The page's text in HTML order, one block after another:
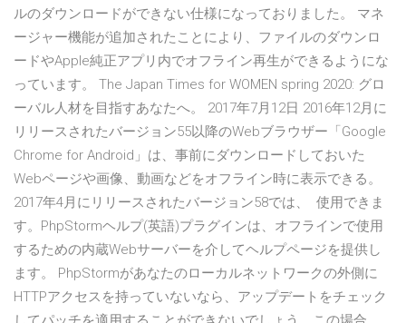
ルのダウンロードができない仕様になっておりました。 マネ
ージャー機能が追加されたことにより、ファイルのダウンロ
ードやApple純正アプリ内でオフライン再生ができるようにな
っています。 The Japan Times for WOMEN spring 2020: グロ
ーバル人材を目指すあなたへ。 2017年7月12日 2016年12月に
リリースされたバージョン55以降のWebブラウザー「Google
Chrome for Android」は、事前にダウンロードしておいた
Webページや画像、動画などをオフライン時に表示できる。
2017年4月にリリースされたバージョン58では、 使用できま
す。PhpStormヘルプ(英語)プラグインは、オフラインで使用
するための内蔵Webサーバーを介してヘルプページを提供し
ます。 PhpStormがあなたのローカルネットワークの外側に
HTTPアクセスを持っていないなら、アップデートをチェック